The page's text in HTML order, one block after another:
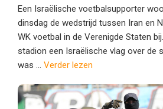
Een Israëlische voetbalsupporter
dinsdag de wedstrijd tussen Iran en
WK voetbal in de Verenigde Staten
stadion een Israëlische vlag over de
was ... Verder lezen